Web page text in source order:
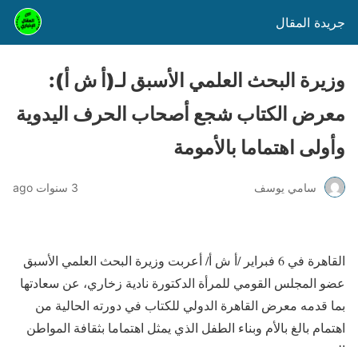
جريدة المقال
وزيرة البحث العلمي الأسبق لـ(أ ش أ):
معرض الكتاب شجع أصحاب الحرف اليدوية
وأولى اهتماما بالأمومة
سامي يوسف 3 سنوات ago
القاهرة في 6 فبراير /أ ش أ/ أعربت وزيرة البحث العلمي الأسبق
عضو المجلس القومي للمرأة الدكتورة نادية زخاري، عن سعادتها
بما قدمه معرض القاهرة الدولي للكتاب في دورته الحالية من
اهتمام بالغ بالأم وبناء الطفل الذي يمثل اهتماما بثقافة المواطن